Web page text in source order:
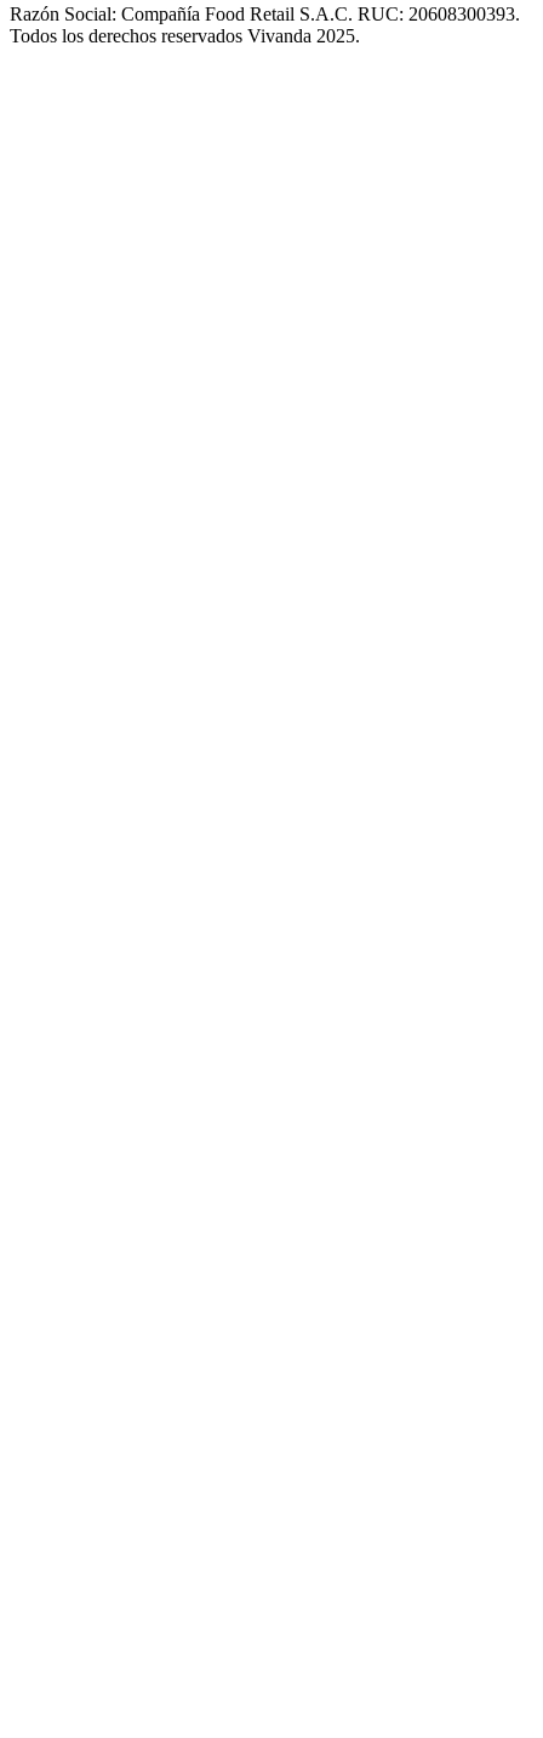
Razón Social: Compañía Food Retail S.A.C. RUC: 20608300393.
Todos los derechos reservados Vivanda 2025.